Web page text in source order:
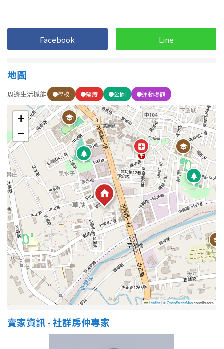
Facebook Line
地圖
周邊生活機能 學校 醫療 公園 運動場館
+
−
Leaflet|©OpenStreetMapcontributors
賣家資訊 - 社群房仲專家